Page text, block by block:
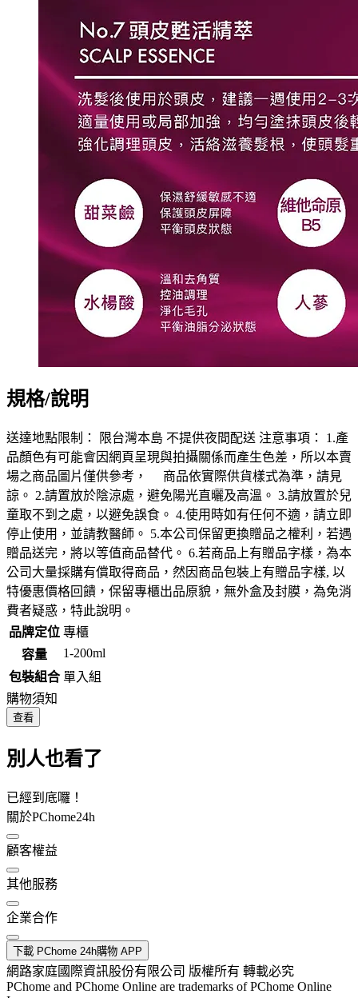
規格/說明
送達地點限制： 限台灣本島 不提供夜間配送 注意事項： 1.產
品顏色有可能會因網頁呈現與拍攝關係而產生色差，所以本賣
場之商品圖片僅供參考， 商品依實際供貨樣式為準，請見
諒。 2.請置放於陰涼處，避免陽光直曬及高溫。 3.請放置於兒
童取不到之處，以避免誤食。 4.使用時如有任何不適，請立即
停止使用，並請教醫師。 5.本公司保留更換贈品之權利，若遇
贈品送完，將以等值商品替代。 6.若商品上有贈品字樣，為本
公司大量採購有償取得商品，然因商品包裝上有贈品字樣, 以
特優惠價格回饋，保留專櫃出品原貌，無外盒及封膜，為免消
費者疑惑，特此說明。
品牌定位 專櫃
容量
1-200ml
包裝組合 單入組
購物須知
查看
別人也看了
已經到底囉！
關於PChome24h
顧客權益
其他服務
企業合作
下載 PChome 24h購物 APP
網路家庭國際資訊股份有限公司 版權所有 轉載必究
PChome and PChome Online are trademarks of PChome Online